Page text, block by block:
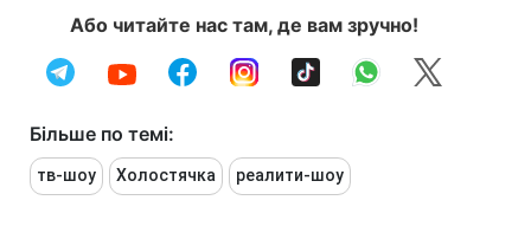
Або читайте нас там, де вам зручно!
Більше по темі:
тв-шоу Холостячка реалити-шоу